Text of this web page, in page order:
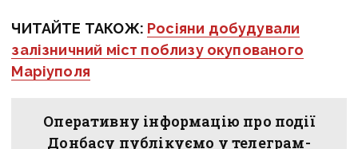
ЧИТАЙТЕ ТАКОЖ: Росіяни добудували
залізничний міст поблизу окупованого
Маріуполя
Оперативну інформацію про події
Донбасу публікуємо у телеграм-